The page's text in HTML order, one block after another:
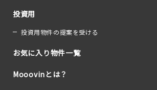
投資用
投資用物件の提案を受ける
お気に入り物件一覧
Mooovinとは？